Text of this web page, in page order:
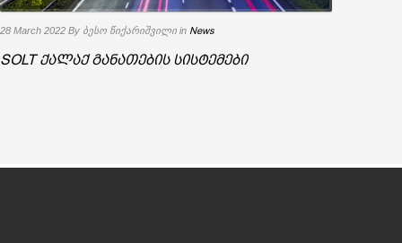
28 March 2022 By ბესო წიქარიშვილი in News
SOLT ქალაქ განათების სისტემები